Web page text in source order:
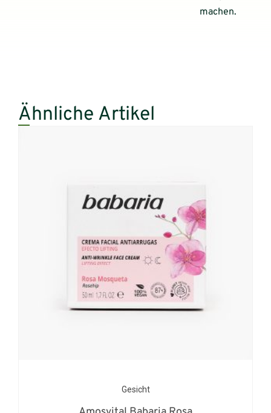
machen.
Ähnliche Artikel
Gesicht